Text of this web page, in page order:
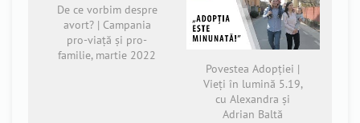
De ce vorbim despre
avort? | Campania
pro-viață și pro-
familie, martie 2022
Povestea Adopției |
Vieți în lumină 5.19,
cu Alexandra și
Adrian Baltă